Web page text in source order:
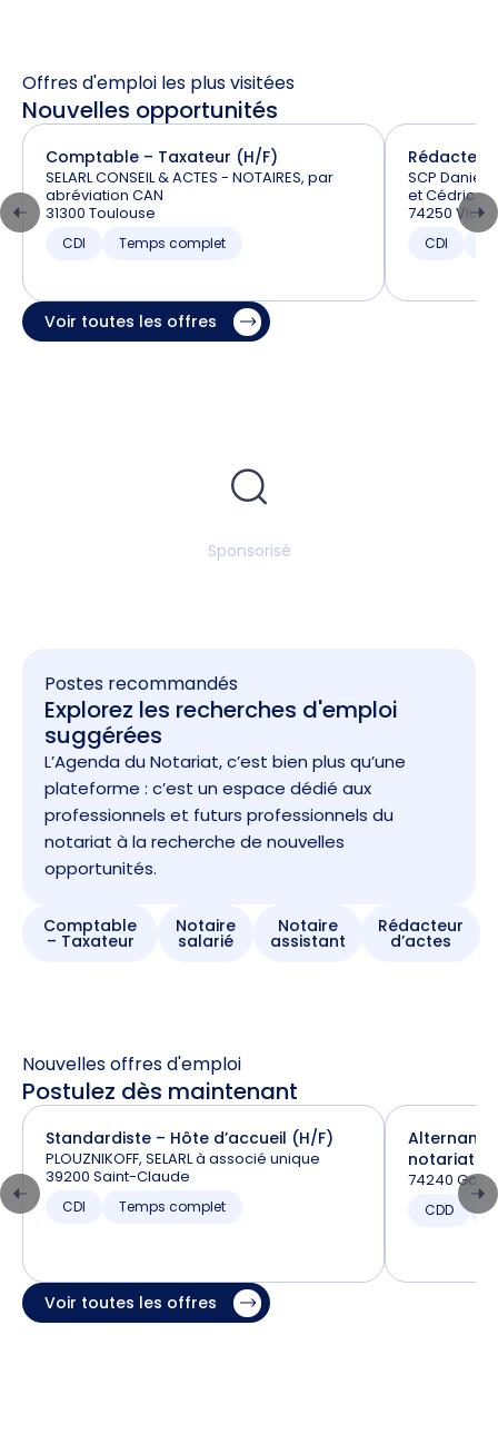
Offres d'emploi les plus visitées
Nouvelles opportunités
Comptable – Taxateur (H/F)
SELARL CONSEIL & ACTES - NOTAIRES, par
abréviation CAN
31300 Toulouse
CDI Temps complet
Rédacteur
SCP Danièle
et Cédric
74250
CDI
Voir toutes les offres
Sponsorisé
Postes recommandés
Explorez les recherches d'emploi
suggérées
L’Agenda du Notariat, c’est bien plus qu’une
plateforme : c’est un espace dédié aux
professionnels et futurs professionnels du
notariat à la recherche de nouvelles
opportunités.
Comptable
– Taxateur
Notaire
salarié
Notaire
assistant
Rédacteur
d’actes
Nouvelles offres d'emploi
Postulez dès maintenant
Standardiste – Hôte d’accueil (H/F)
PLOUZNIKOFF, SELARL à associé unique
39200 Saint-Claude
CDI Temps complet
notariat
74240
CDD
Voir toutes les offres